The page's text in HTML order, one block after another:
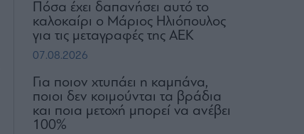
Πόσα έχει δαπανήσει αυτό το
καλοκαίρι ο Μάριος Ηλιόπουλος
για τις μεταγραφές της ΑΕΚ
07.08.2026
Για ποιον χτυπάει η καμπάνα,
ποιοι δεν κοιμούνται τα βράδια
και ποια μετοχή μπορεί να ανέβει
100%